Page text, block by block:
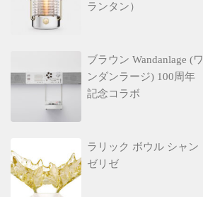
ランタン）
ブラウン Wandanlage (ワ
ンダンラージ) 100周年
記念コラボ
ラリック ボウル シャン
ゼリゼ